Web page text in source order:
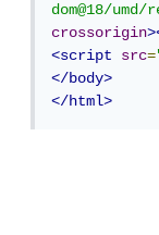
dom@18/
crossorigin
<script
src=
</body>
</html>